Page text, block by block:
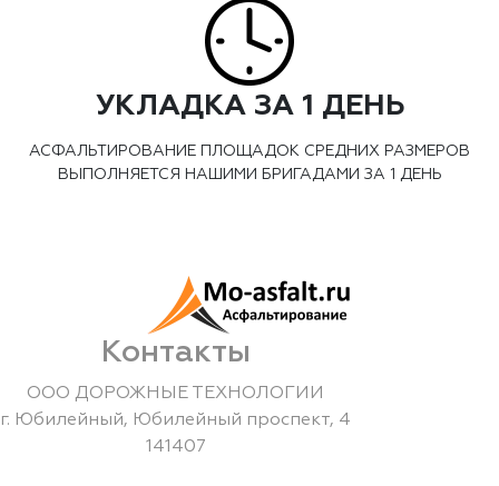
УКЛАДКА ЗА 1 ДЕНЬ
АСФАЛЬТИРОВАНИЕ ПЛОЩАДОК СРЕДНИХ РАЗМЕРОВ
ВЫПОЛНЯЕТСЯ НАШИМИ БРИГАДАМИ ЗА 1 ДЕНЬ
Контакты
ООО ДОРОЖНЫЕ ТЕХНОЛОГИИ
г. Юбилейный, Юбилейный проспект, 4
141407